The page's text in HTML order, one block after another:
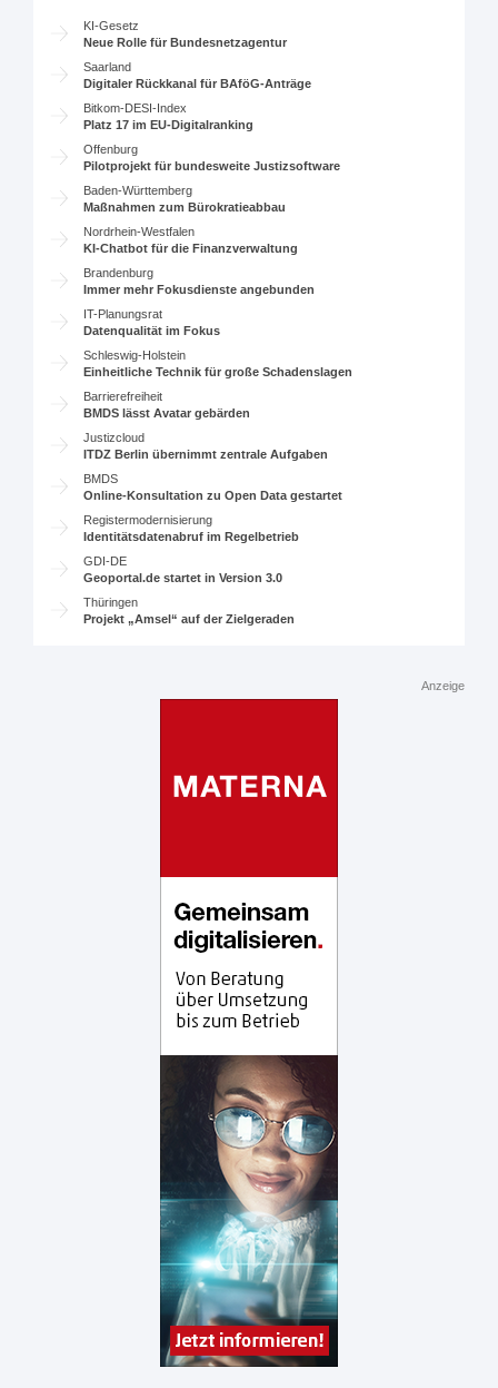
KI-Gesetz
Neue Rolle für Bundesnetzagentur
Saarland
Digitaler Rückkanal für BAföG-Anträge
Bitkom-DESI-Index
Platz 17 im EU-Digitalranking
Offenburg
Pilotprojekt für bundesweite Justizsoftware
Baden-Württemberg
Maßnahmen zum Bürokratieabbau
Nordrhein-Westfalen
KI-Chatbot für die Finanzverwaltung
Brandenburg
Immer mehr Fokusdienste angebunden
IT-Planungsrat
Datenqualität im Fokus
Schleswig-Holstein
Einheitliche Technik für große Schadenslagen
Barrierefreiheit
BMDS lässt Avatar gebärden
Justizcloud
ITDZ Berlin übernimmt zentrale Aufgaben
BMDS
Online-Konsultation zu Open Data gestartet
Registermodernisierung
Identitätsdatenabruf im Regelbetrieb
GDI-DE
Geoportal.de startet in Version 3.0
Thüringen
Projekt „Amsel“ auf der Zielgeraden
Anzeige